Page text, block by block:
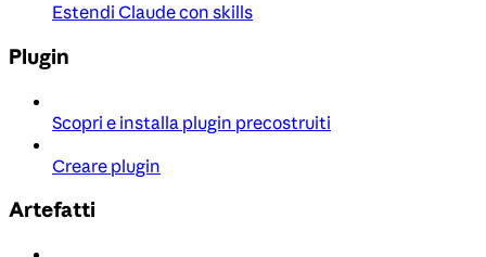
Estendi Claude con skills
Plugin
Scopri e installa plugin precostruiti
Creare plugin
Artefatti